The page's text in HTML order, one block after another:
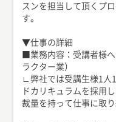
スンを担当して頂くプ
す。
▼仕事の詳細
■業務内容：受講者様
ラクター業）
∟弊社では受講生様1人
ドカリキュラムを採用
裁量を持って仕事に取